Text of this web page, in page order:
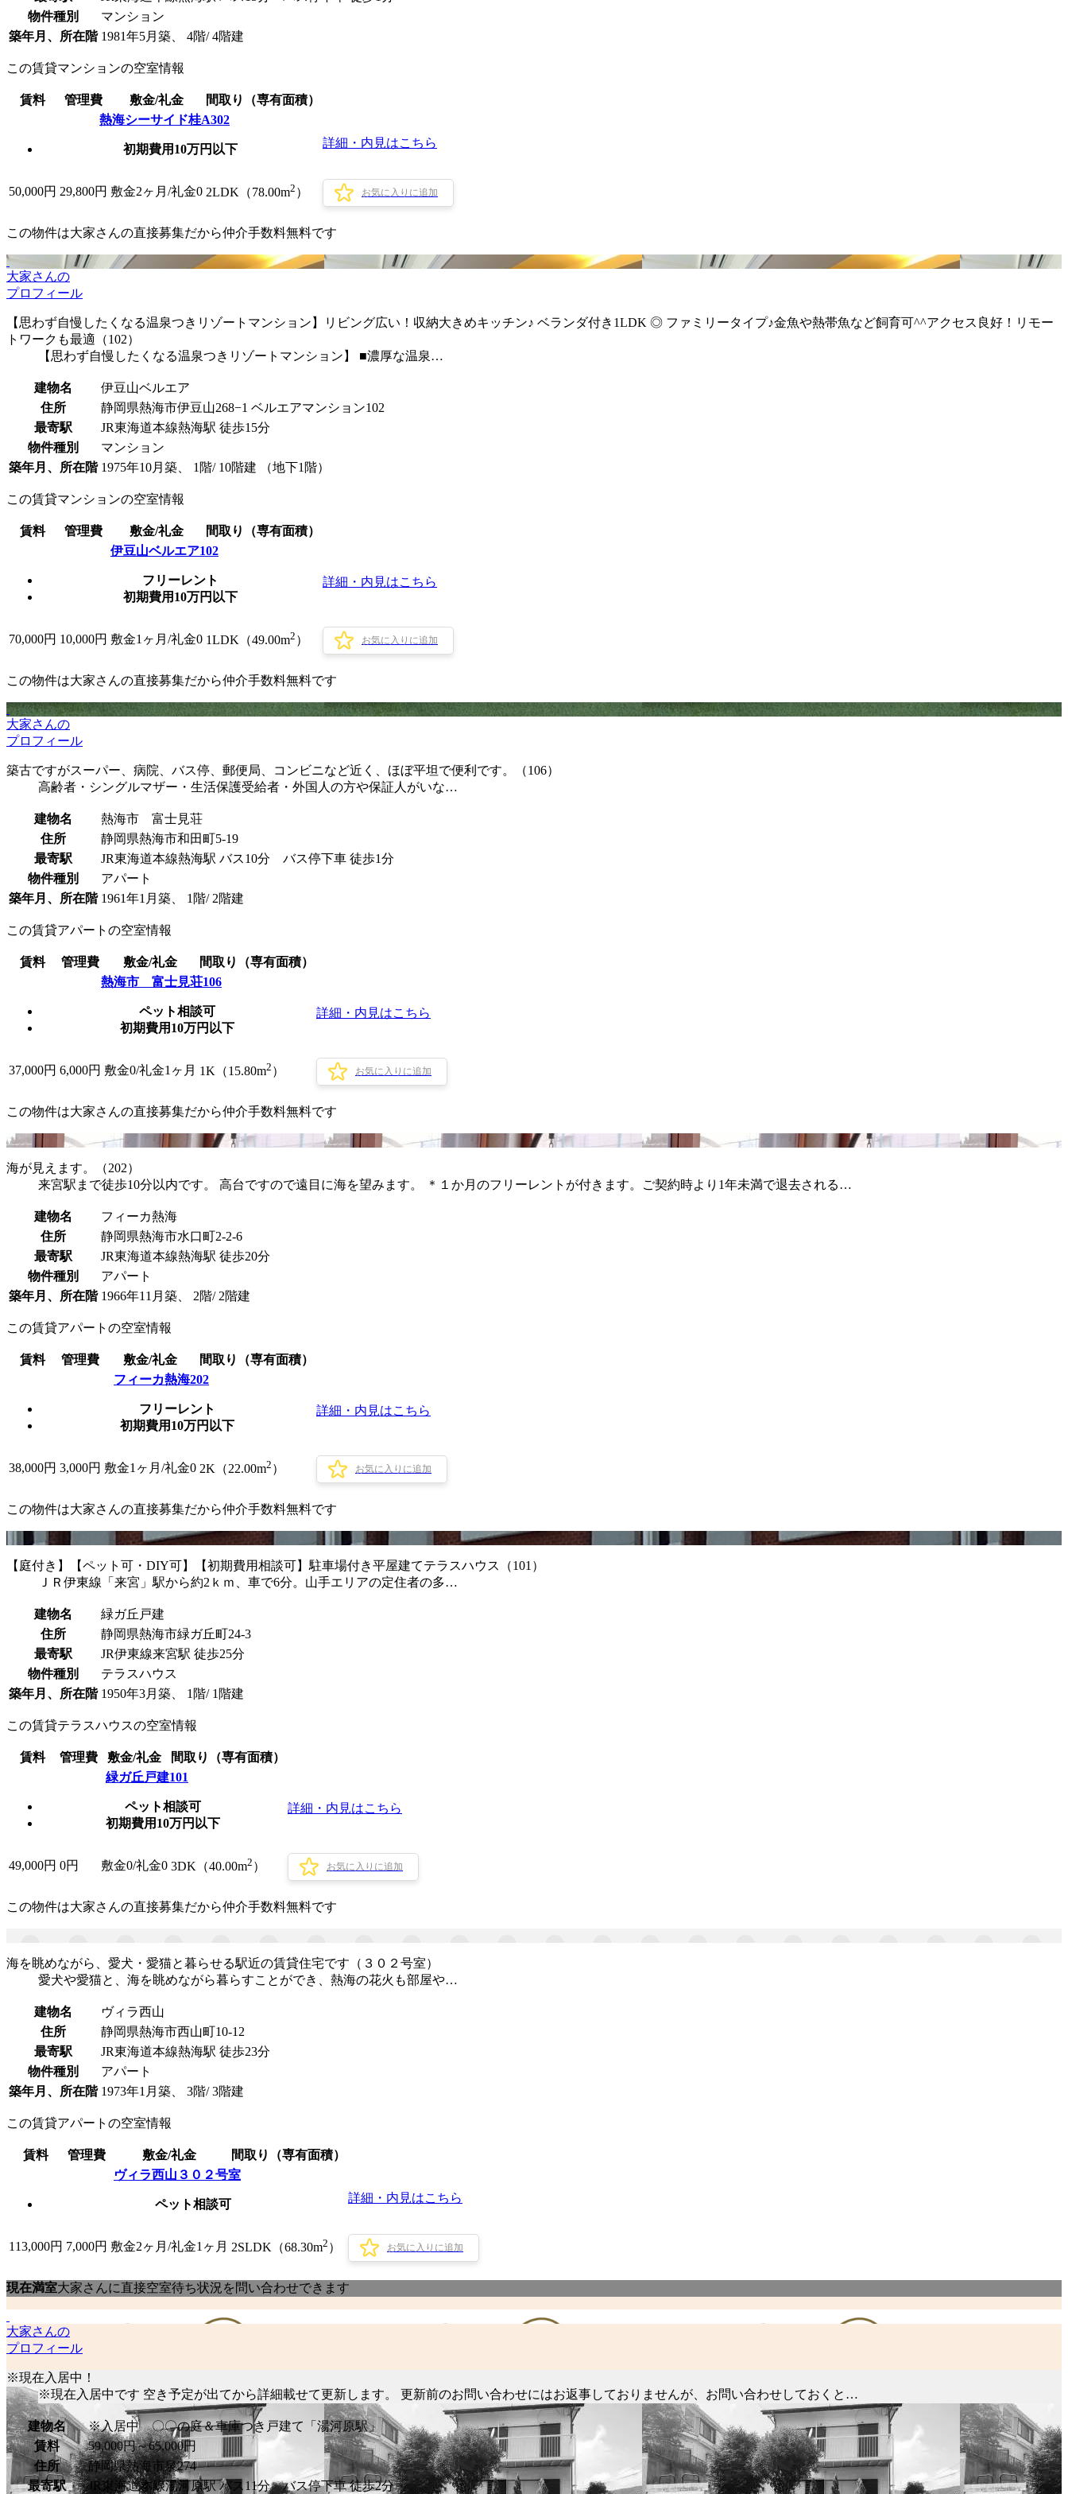
物件種別
マンション
築年月、所在階 1981年5月築、 4階/ 4階建
この賃貸マンションの空室情報
賃料 管理費 敷金/礼金
間取り（専有面積）
熱海シーサイド桂A302
初期費用10万円以下 詳細・内見はこちら
50,000円 29,800円 敷金2ヶ月/礼金0 2LDK（78.00m2 ） お気に入りに追加
この物件は大家さんの直接募集だから仲介手数料無料です
大家さんの
プロフィール
【思わず自慢したくなる温泉つきリゾートマンション】リビング広い！収納大きめキッチン♪ ベランダ付き1LDK ◎ ファミリータイプ♪金魚や熱帯魚など飼育可^^アクセス良好！リモー
トワークも最適（102）
【思わず自慢したくなる温泉つきリゾートマンション】 ■濃厚な温泉…
建物名
伊豆山ベルエア
住所
静岡県熱海市伊豆山268−1 ベルエアマンション102
最寄駅
JR東海道本線熱海駅 徒歩15分
物件種別
マンション
築年月、所在階 1975年10月築、 1階/ 10階建 （地下1階）
この賃貸マンションの空室情報
賃料 管理費 敷金/礼金
間取り（専有面積）
伊豆山ベルエア102
フリーレント
初期費用10万円以下
詳細・内見はこちら
70,000円 10,000円 敷金1ヶ月/礼金0 1LDK（49.00m2 ） お気に入りに追加
この物件は大家さんの直接募集だから仲介手数料無料です
大家さんの
プロフィール
築古ですがスーパー、病院、バス停、郵便局、コンビニなど近く、ほぼ平坦で便利です。（106）
高齢者・シングルマザー・生活保護受給者・外国人の方や保証人がいな…
建物名
熱海市 富士見荘
住所
静岡県熱海市和田町5-19
最寄駅
JR東海道本線熱海駅 バス10分 バス停下車 徒歩1分
物件種別
アパート
築年月、所在階 1961年1月築、 1階/ 2階建
この賃貸アパートの空室情報
賃料 管理費 敷金/礼金
間取り（専有面積）
熱海市 富士見荘106
ペット相談可
初期費用10万円以下
詳細・内見はこちら
37,000円 6,000円 敷金0/礼金1ヶ月 1K（15.80m2 ） お気に入りに追加
この物件は大家さんの直接募集だから仲介手数料無料です
海が見えます。（202）
来宮駅まで徒歩10分以内です。 高台ですので遠目に海を望みます。 ＊１か月のフリーレントが付きます。ご契約時より1年未満で退去される…
建物名
フィーカ熱海
住所
静岡県熱海市水口町2-2-6
最寄駅
JR東海道本線熱海駅 徒歩20分
物件種別
アパート
築年月、所在階 1966年11月築、 2階/ 2階建
この賃貸アパートの空室情報
賃料 管理費 敷金/礼金
間取り（専有面積）
フィーカ熱海202
フリーレント
初期費用10万円以下
詳細・内見はこちら
38,000円 3,000円 敷金1ヶ月/礼金0 2K（22.00m2 ） お気に入りに追加
この物件は大家さんの直接募集だから仲介手数料無料です
【庭付き】【ペット可・DIY可】【初期費用相談可】駐車場付き平屋建てテラスハウス（101）
ＪＲ伊東線「来宮」駅から約2ｋｍ、車で6分。山手エリアの定住者の多…
建物名
緑ガ丘戸建
住所
静岡県熱海市緑ガ丘町24-3
最寄駅
JR伊東線来宮駅 徒歩25分
物件種別
テラスハウス
築年月、所在階 1950年3月築、 1階/ 1階建
この賃貸テラスハウスの空室情報
賃料 管理費 敷金/礼金
間取り（専有面積）
緑ガ丘戸建101
ペット相談可
初期費用10万円以下
詳細・内見はこちら
49,000円 0円 敷金0/礼金0 3DK（40.00m2 ） お気に入りに追加
この物件は大家さんの直接募集だから仲介手数料無料です
海を眺めながら、愛犬・愛猫と暮らせる駅近の賃貸住宅です（３０２号室）
愛犬や愛猫と、海を眺めながら暮らすことができ、熱海の花火も部屋や…
建物名
ヴィラ西山
住所
静岡県熱海市西山町10-12
最寄駅
JR東海道本線熱海駅 徒歩23分
物件種別
アパート
築年月、所在階 1973年1月築、 3階/ 3階建
この賃貸アパートの空室情報
賃料 管理費 敷金/礼金
間取り（専有面積）
ヴィラ西山３０２号室
ペット相談可 詳細・内見はこちら
113,000円 7,000円 敷金2ヶ月/礼金1ヶ月 2SLDK（68.30m2 ） お気に入りに追加
現在満室大家さんに直接空室待ち状況を問い合わせできます
大家さんの
プロフィール
※現在入居中！
※現在入居中です 空き予定が出てから詳細載せて更新します。 更新前のお問い合わせにはお返事しておりませんが、お問い合わせしておくと…
建物名
※入居中 〇〇の庭＆車庫つき戸建て「湯河原駅」
賃料
59,000円～65,000円
住所
静岡県熱海市泉274
最寄駅
JR東海道本線湯河原駅 バス11分 バス停下車 徒歩2分